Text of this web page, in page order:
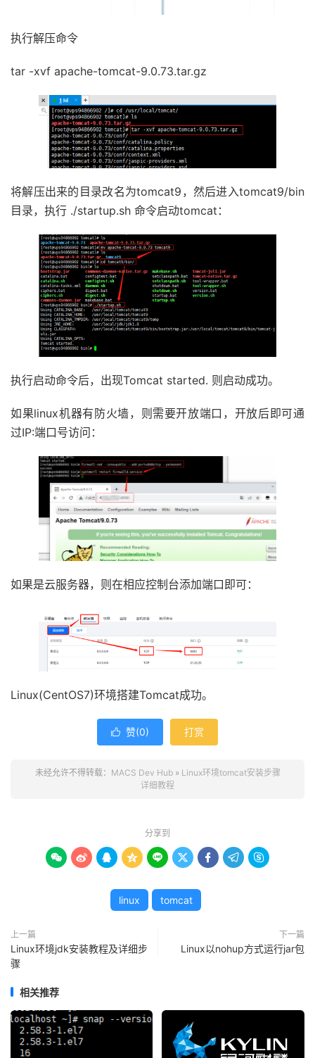
执行解压命令
tar -xvf apache-tomcat-9.0.73.tar.gz
将解压出来的目录改名为tomcat9，然后进入tomcat9/bin
目录，执行 ./startup.sh 命令启动tomcat：
执行启动命令后，出现Tomcat started. 则启动成功。
如果linux机器有防火墙，则需要开放端口，开放后即可通
过IP:端口号访问：
如果是云服务器，则在相应控制台添加端口即可：
Linux(CentOS7)环境搭建Tomcat成功。
 赞(0) 打赏
未经允许不得转载： MACS Dev Hub» Linux环境tomcat安装步骤
详细教程
分享到
        
linux tomcat
上一篇
Linux环境jdk安装教程及详细步
骤
下一篇
Linux以nohup方式运行jar包
相关推荐